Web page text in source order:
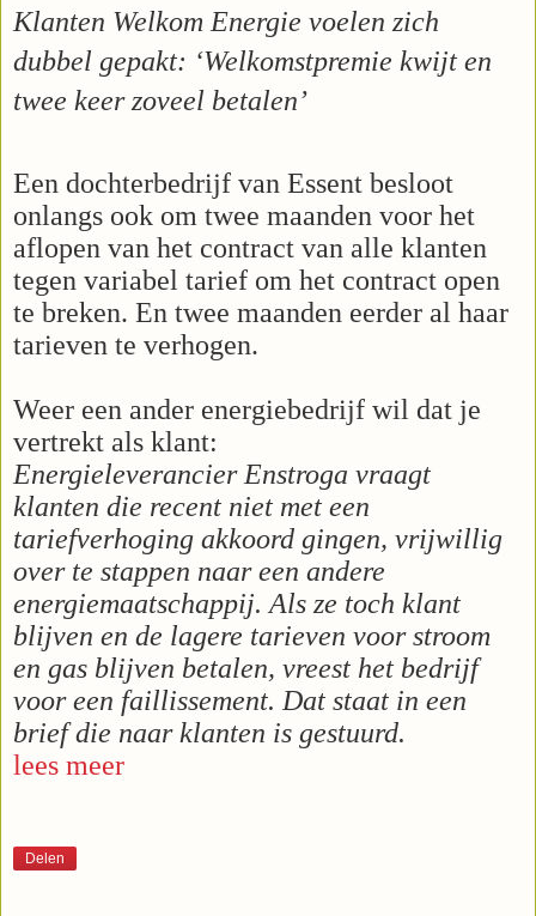
Klanten Welkom Energie voelen zich
dubbel gepakt: ‘Welkomstpremie kwijt en
twee keer zoveel betalen’
Een dochterbedrijf van Essent besloot
onlangs ook om twee maanden voor het
aflopen van het contract van alle klanten
tegen variabel tarief om het contract open
te breken. En twee maanden eerder al haar
tarieven te verhogen.
Weer een ander energiebedrijf wil dat je
vertrekt als klant:
Energieleverancier Enstroga vraagt
klanten die recent niet met een
tariefverhoging akkoord gingen, vrijwillig
over te stappen naar een andere
energiemaatschappij. Als ze toch klant
blijven en de lagere tarieven voor stroom
en gas blijven betalen, vreest het bedrijf
voor een faillissement. Dat staat in een
brief die naar klanten is gestuurd.
lees meer
Delen